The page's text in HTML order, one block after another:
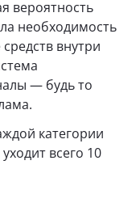
вероятность
необходимость
внутри
— будь то
категории
всего 10